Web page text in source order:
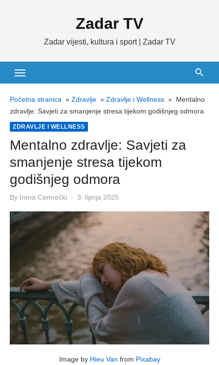
Zadar TV
Zadar vijesti, kultura i sport | Zadar TV
Početna stranica » Zdravlje » Zdravlje i Wellness » Mentalno
zdravlje: Savjeti za smanjenje stresa tijekom godišnjeg odmora
ZDRAVLJE I WELLNESS
Mentalno zdravlje: Savjeti za
smanjenje stresa tijekom
godišnjeg odmora
By Irena Cemrečki
Posted
3. lipnja 2025.
Image by Hieu Van from Pixabay